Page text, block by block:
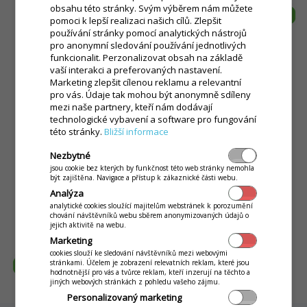
obsahu této stránky. Svým výběrem nám můžete
pomoci k lepší realizaci našich cílů. Zlepšit
používání stránky pomocí analytických nástrojů
pro anonymní sledování používání jednotlivých
funkcionalit. Perzonalizovat obsah na základě
vaší interakci a preferovaných nastavení.
Marketing zlepšit cílenou reklamu a relevantní
pro vás. Údaje tak mohou být anonymně sdíleny
mezi naše partnery, kteří nám dodávají
technologické vybavení a software pro fungování
této stránky.Bližší informace
Nezbytné
jsou cookie bez kterých by funkčnost této web stránky nemohla
být zajištěna. Navigace a přístup k zákaznické části webu.
Analýza
analytické cookies sloužící majitelům webstránek k porozumění
chování návštěvníků webu sběrem anonymizovaných údajů o
jejich aktivitě na webu.
Marketing
cookies slouží ke sledování návštěvníků mezi webovými
stránkami. Účelem je zobrazení relevatních reklam, které jsou
hodnotnější pro vás a tvůrce reklam, kteří inzerují na těchto a
jiných webových stránkách z pohledu vašeho zájmu.
Personalizovaný marketing